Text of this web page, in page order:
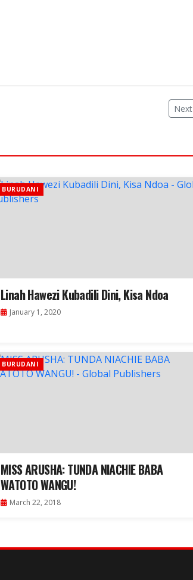
Next
BURUDANI
Linah Hawezi Kubadili Dini, Kisa Ndoa
January 1, 2020
BURUDANI
MISS ARUSHA: TUNDA NIACHIE BABA
WATOTO WANGU!
March 22, 2018